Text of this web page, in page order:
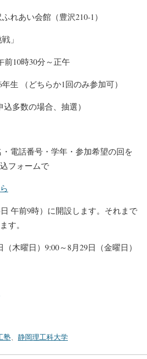
れあい会館（豊沢210-1）
」
前10時30分～正午
年生 （どちらか1回のみ参加可）
込多数の場合、抽選）
・電話番号・学年・参加希望の回を
フォームで
午前9時）に開設します。それまで
す。
（木曜日）9:00～8月29日（金曜日）
塾 静岡理工科大学